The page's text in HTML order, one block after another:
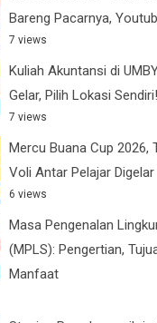
Bareng Pacarnya,
7 views
Kuliah Akuntansi di
Gelar, Pilih Lokasi Sendiri!
7 views
Mercu Buana Cup 2026,
Voli Antar Pelajar Digelar
6 views
Masa Pengenalan
(MPLS): Pengertian,
Manfaat